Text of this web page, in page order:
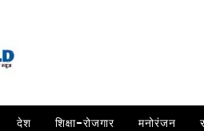
देश शिक्षा-रोजगार मनोरंजन